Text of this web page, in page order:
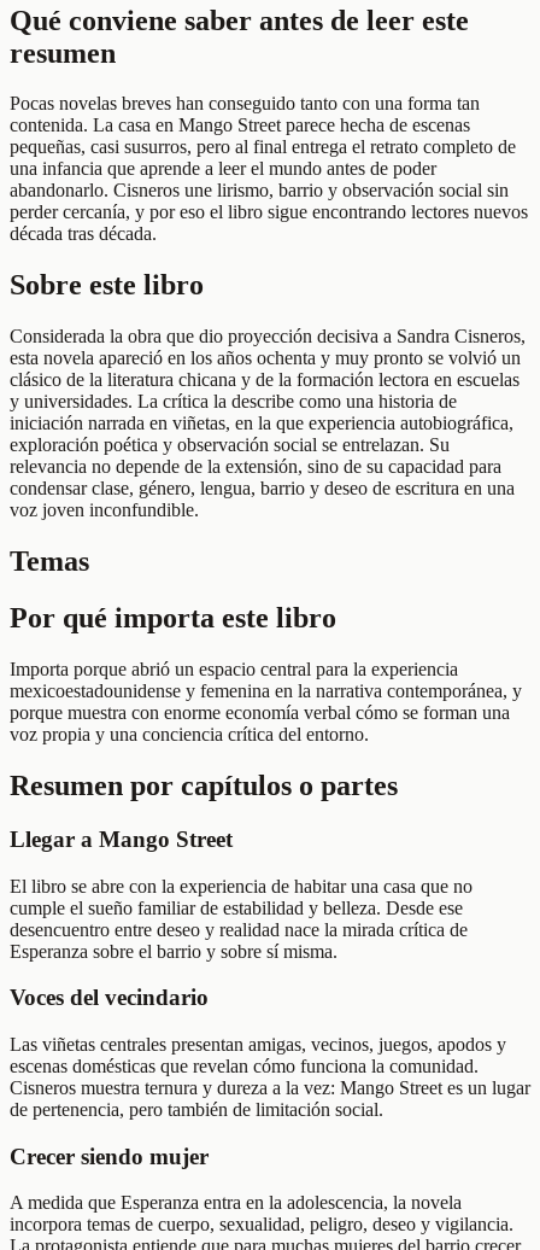
Qué conviene saber antes de leer este
resumen
Pocas novelas breves han conseguido tanto con una forma tan
contenida. La casa en Mango Street parece hecha de escenas
pequeñas, casi susurros, pero al final entrega el retrato completo de
una infancia que aprende a leer el mundo antes de poder
abandonarlo. Cisneros une lirismo, barrio y observación social sin
perder cercanía, y por eso el libro sigue encontrando lectores nuevos
década tras década.
Sobre este libro
Considerada la obra que dio proyección decisiva a Sandra Cisneros,
esta novela apareció en los años ochenta y muy pronto se volvió un
clásico de la literatura chicana y de la formación lectora en escuelas
y universidades. La crítica la describe como una historia de
iniciación narrada en viñetas, en la que experiencia autobiográfica,
exploración poética y observación social se entrelazan. Su
relevancia no depende de la extensión, sino de su capacidad para
condensar clase, género, lengua, barrio y deseo de escritura en una
voz joven inconfundible.
Temas
Por qué importa este libro
Importa porque abrió un espacio central para la experiencia
mexicoestadounidense y femenina en la narrativa contemporánea, y
porque muestra con enorme economía verbal cómo se forman una
voz propia y una conciencia crítica del entorno.
Resumen por capítulos o partes
Llegar a Mango Street
El libro se abre con la experiencia de habitar una casa que no
cumple el sueño familiar de estabilidad y belleza. Desde ese
desencuentro entre deseo y realidad nace la mirada crítica de
Esperanza sobre el barrio y sobre sí misma.
Voces del vecindario
Las viñetas centrales presentan amigas, vecinos, juegos, apodos y
escenas domésticas que revelan cómo funciona la comunidad.
Cisneros muestra ternura y dureza a la vez: Mango Street es un lugar
de pertenencia, pero también de limitación social.
Crecer siendo mujer
A medida que Esperanza entra en la adolescencia, la novela
incorpora temas de cuerpo, sexualidad, peligro, deseo y vigilancia.